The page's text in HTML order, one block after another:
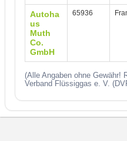
Autoha
us
Muth
Co.
GmbH
65936
(Alle Angaben ohne Gewähr!
Verband Flüssiggas e. V.